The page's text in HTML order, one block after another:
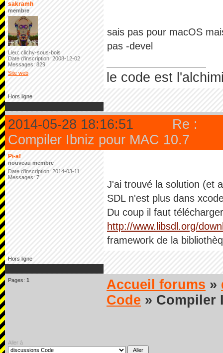
sakramh
membre
Lieu: clichy-sous-bois
Date d'inscription: 2008-12-02
Messages: 829
Site web
sais pas pour macOS
pas -devel
le code est
Hors ligne
2014-05-28 18:16:51
Re :
Compiler Ibniz pour MAC 10.7
Pi-af
nouveau membre
Date d'inscription: 2014-03-11
Messages: 7
J'ai trouvé la solution (et
SDL n'est plus dans
Du coup il faut
http://www.libsdl.org/
framework de la
Hors ligne
Pages: 1 Accueil forums »
Code » Compiler
Aller à